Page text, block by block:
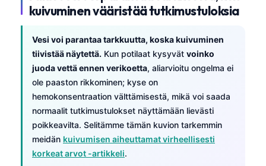
kuivuminen vääristää tutkimustuloksia
Vesi voi parantaa tarkkuutta, koska kuivuminen
tiivistää näytettä. Kun potilaat kysyvät voinko
juoda vettä ennen verikoetta, aliarvioitu ongelma ei
ole paaston rikkominen; kyse on
hemokonsentraation välttämisestä, mikä voi saada
normaalit tutkimustulokset näyttämään lievästi
poikkeavilta. Selitämme tämän kuvion tarkemmin
meidän kuivumisen aiheuttamat virheellisesti
korkeat arvot -artikkeli.